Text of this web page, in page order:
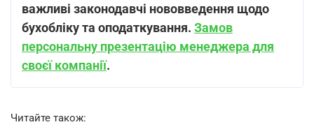
важливі законодавчі нововведення щодо
бухобліку та оподаткування. Замов
персональну презентацію менеджера для
своєї компанії.
Читайте також: